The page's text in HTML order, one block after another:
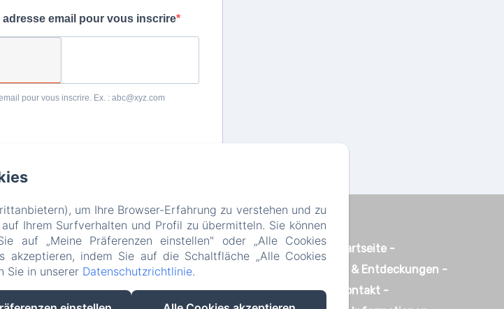
email pour vous inscrire
pour vous inscrire. Ex. : abc@xyz.com
Startseite
Erfahrungen & Entdeckungen
Kontakt
um Ihre Browser-Erfahrung zu verstehen und zu
Ihrem Surfverhalten und Profil zu übermitteln. Sie können
auf „Meine Präferenzen einstellen" oder „Alle Cookies
akzeptieren, indem Sie auf die Schaltfläche „Alle Cookies
Sie in unserer Datenschutzrichtlinie.